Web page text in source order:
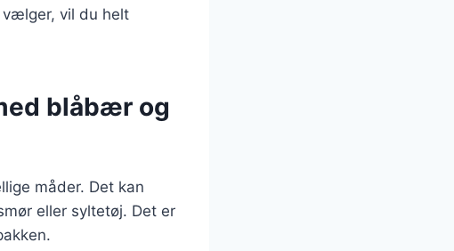
vælger, vil du helt
blåbær og
måder. Det kan
eller syltetøj. Det er